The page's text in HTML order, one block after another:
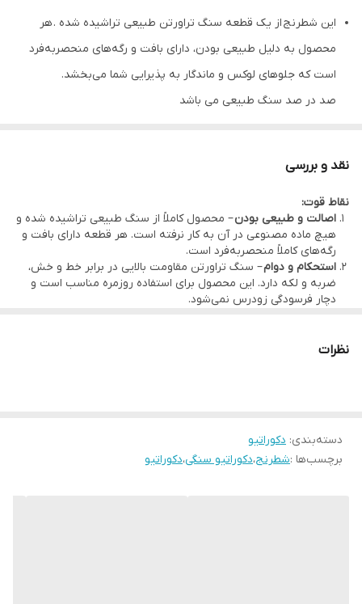
این شطرنج از یک قطعه سنگ تراورتن طبیعی تراشیده شده . هر
محصول به دلیل طبیعی بودن، دارای بافت و رگه‌های منحصربه‌فرد
است که جلوهای لوکس و ماندگار به پذیرایی شما می‌بخشد.
صد در صد سنگ طبیعی می باشد
متفاوت باشد ولی تمامی ساختار یکسان میباشد
جنس: تراورتن طبیعی
مقاوم در برابر خط و خش و لکه
قابل شستشو با آب و اسفنج نرم
نقد و بررسی
نقاط قوت:
اصالت و طبیعی بودن– محصول کاملاً از سنگ طبیعی تراشیده شده و
هیچ ماده مصنوعی در آن به کار نرفته است. هر قطعه دارای بافت و
رگه‌های کاملاً منحصربه‌فرد است.
استحکام و دوام– سنگ تراورتن مقاومت بالایی در برابر خط و خش،
ضربه و لکه دارد. این محصول برای استفاده روزمره مناسب است و
دچار فرسودگی زودرس نمی‌شود.
نظرات
دسته‌بندی: دکوراتیو
برچسب‌ها :شطرنج،دکوراتیو سنگی،دکوراتیو